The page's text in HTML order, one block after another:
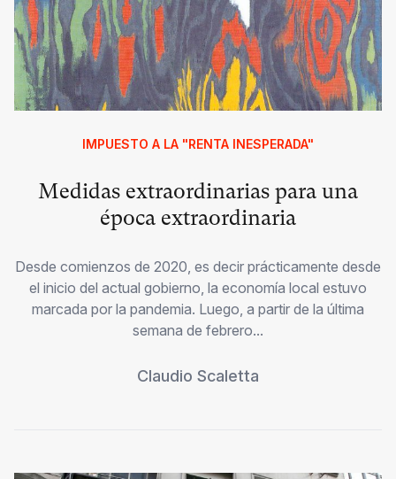
IMPUESTO A LA "RENTA INESPERADA"
Medidas extraordinarias para una
época extraordinaria
Desde comienzos de 2020, es decir prácticamente desde
el inicio del actual gobierno, la economía local estuvo
marcada por la pandemia. Luego, a partir de la última
semana de febrero...
Claudio Scaletta